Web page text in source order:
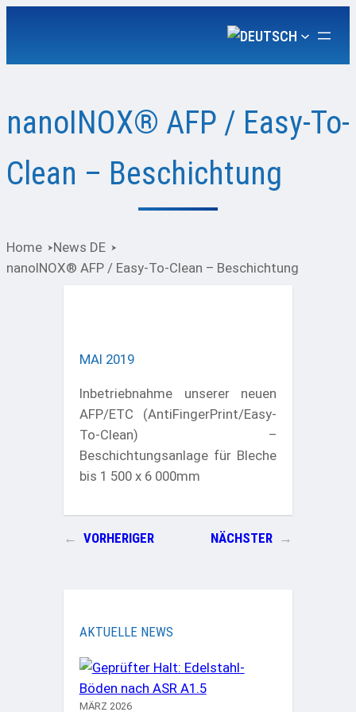
nanoINOX® AFP / Easy-To-
Clean – Beschichtung
Home
News DE
nanoINOX® AFP / Easy-To-Clean – Beschichtung
MAI 2019
Inbetriebnahme unserer neuen
AFP/ETC (AntiFingerPrint/Easy-
To-Clean) –
Beschichtungsanlage für Bleche
bis 1 500 x 6 000mm
← VORHERIGER NÄCHSTER →
AKTUELLE NEWS
MÄRZ 2026